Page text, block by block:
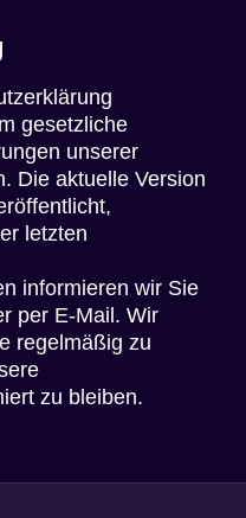
gesetzliche
unserer
Die aktuelle Version
letzten
informieren wir Sie
per E-Mail. Wir
regelmäßig zu
zu bleiben.